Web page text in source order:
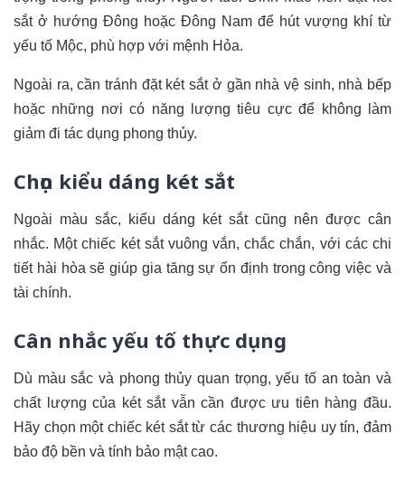
sắt ở hướng Đông hoặc Đông Nam để hút vượng khí từ
yếu tố Mộc, phù hợp với mệnh Hỏa.
Ngoài ra, cần tránh đặt két sắt ở gần nhà vệ sinh, nhà bếp
hoặc những nơi có năng lượng tiêu cực để không làm
giảm đi tác dụng phong thủy.
Chọn kiểu dáng két sắt
Ngoài màu sắc, kiểu dáng két sắt cũng nên được cân
nhắc. Một chiếc két sắt vuông vắn, chắc chắn, với các chi
tiết hài hòa sẽ giúp gia tăng sự ổn định trong công việc và
tài chính.
Cân nhắc yếu tố thực dụng
Dù màu sắc và phong thủy quan trọng, yếu tố an toàn và
chất lượng của két sắt vẫn cần được ưu tiên hàng đầu.
Hãy chọn một chiếc két sắt từ các thương hiệu uy tín, đảm
bảo độ bền và tính bảo mật cao.